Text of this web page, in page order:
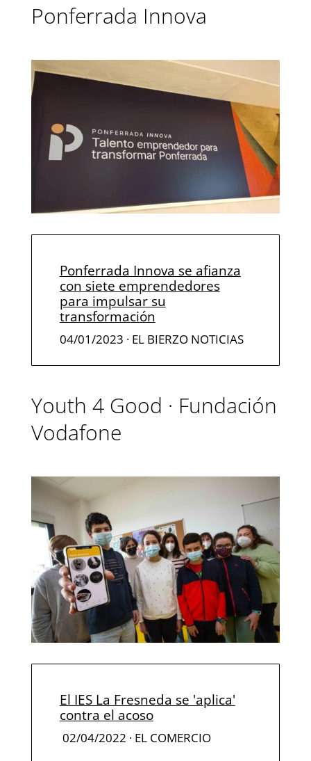
Ponferrada Innova
Ponferrada Innova se afianza
con siete emprendedores
para impulsar su
transformación
04/01/2023 · EL BIERZO NOTICIAS
Youth 4 Good · Fundación
Vodafone
El IES La Fresneda se 'aplica'
contra el acoso
02/04/2022 · EL COMERCIO